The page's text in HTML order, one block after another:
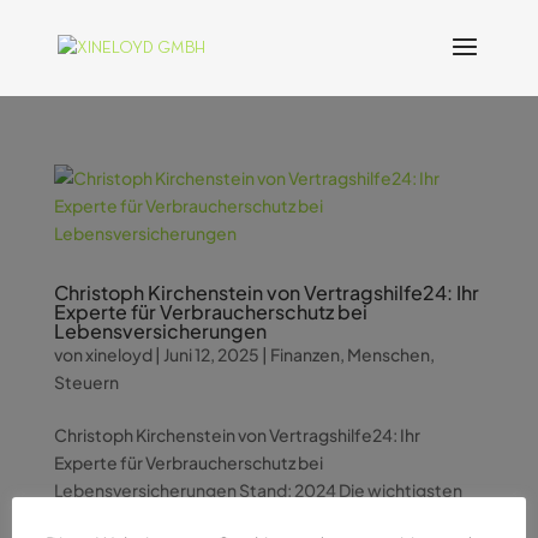
Christoph Kirchenstein von Vertragshilfe24: Ihr
Experte für Verbraucherschutz bei
Lebensversicherungen
vonxineloyd| Juni 12, 2025 | Finanzen, Menschen,
Steuern
Christoph Kirchenstein von Vertragshilfe24: Ihr
Experte für Verbraucherschutz bei
Lebensversicherungen Stand: 2024 Die wichtigsten